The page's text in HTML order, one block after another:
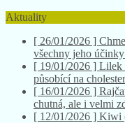
Aktuality
[ 26/01/2026 ]
všechny jeho
[ 19/01/2026 ] Lilek
působící na
[ 16/01/2026 ]
chutná, ale i velmi
[ 12/01/2026 ] Kiwi